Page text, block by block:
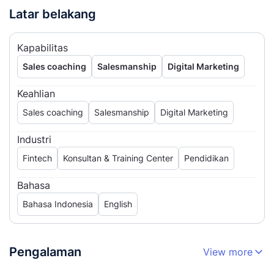
Latar belakang
Kapabilitas
Sales coaching Salesmanship Digital Marketing
Keahlian
Sales coaching Salesmanship Digital Marketing
Industri
Fintech Konsultan & Training Center Pendidikan
Bahasa
Bahasa Indonesia English
Pengalaman View more